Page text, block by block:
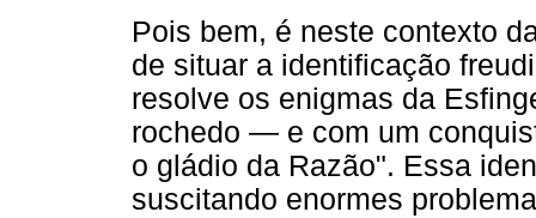
Pois bem, é neste contexto
de situar a identificação
resolve os enigmas da
rochedo — e com um
o gládio da Razão". Essa
suscitando enormes